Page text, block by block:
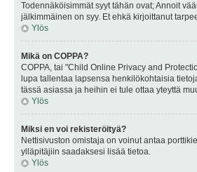
Todennäköisimmät syyt tähän ovat; Annoit
jälkimmäinen on syy. Et ehkä kirjoittanut
Ylös
Mikä on COPPA?
COPPA, tai "Child Online Privacy and
lupa tallentaa lapsensa henkilökohtaisia
tässä asiassa ja heihin ei tule ottaa yteyttä
Ylös
Miksi en voi rekisteröityä?
Nettisivuston omistaja on voinut antaa
ylläpitäjiin saadaksesi lisää tietoa.
Ylös